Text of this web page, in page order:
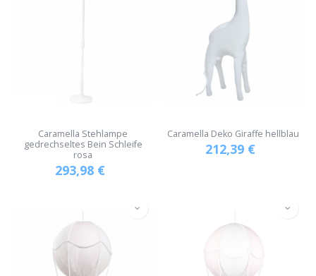
Caramella Stehlampe
gedrechseltes Bein Schleife
rosa
293,98 €
Caramella Deko Giraffe hellblau
212,39 €